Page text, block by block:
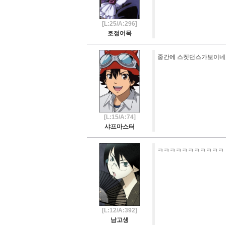
[L:25/A:296]
호정어묵
[L:15/A:74]
샤프마스터
중간에 스켓댄스가보이
[L:12/A:392]
남고생
ㅋㅋㅋㅋㅋㅋㅋㅋㅋㅋㅋ